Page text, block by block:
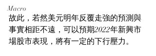
Macro
故此，若然美元明年反覆走強的預測與
事實相距不遠，可以預期2022年新興市
場股市表現，將有一定的下行壓力。